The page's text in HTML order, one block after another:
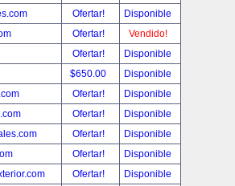
Ofertar!
Disponible
Ofertar!
Vendido!
Ofertar!
Disponible
$650.00
Disponible
Ofertar!
Disponible
Ofertar!
Disponible
Ofertar!
Disponible
Ofertar!
Disponible
Ofertar!
Disponible